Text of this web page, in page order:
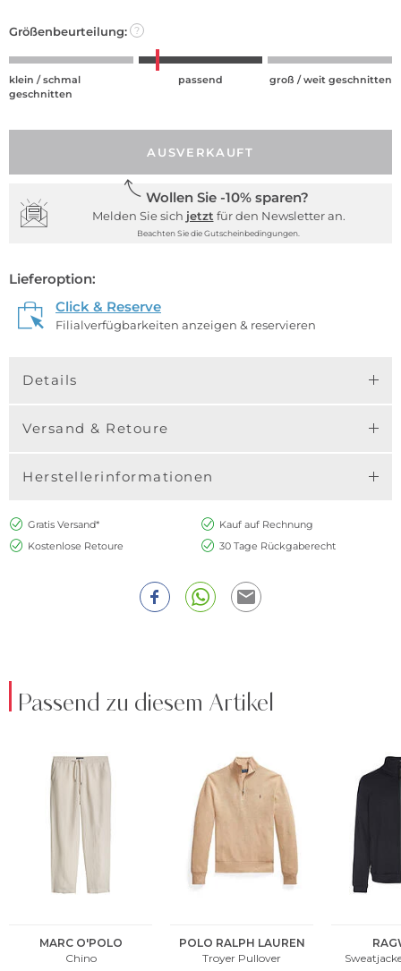
Größenbeurteilung: ?
klein / schmal
geschnitten
passend groß / weit geschnitten
AUSVERKAUFT
Wollen Sie -10% sparen?
Melden Sie sich jetzt für den Newsletter an.
Beachten Sie die Gutscheinbedingungen.
Lieferoption:
Click & Reserve
Filialverfügbarkeiten anzeigen & reservieren
Details
Versand & Retoure
Herstellerinformationen
Gratis Versand*
Kauf auf Rechnung
Kostenlose Retoure
30 Tage Rückgaberecht
Passend zu diesem Artikel